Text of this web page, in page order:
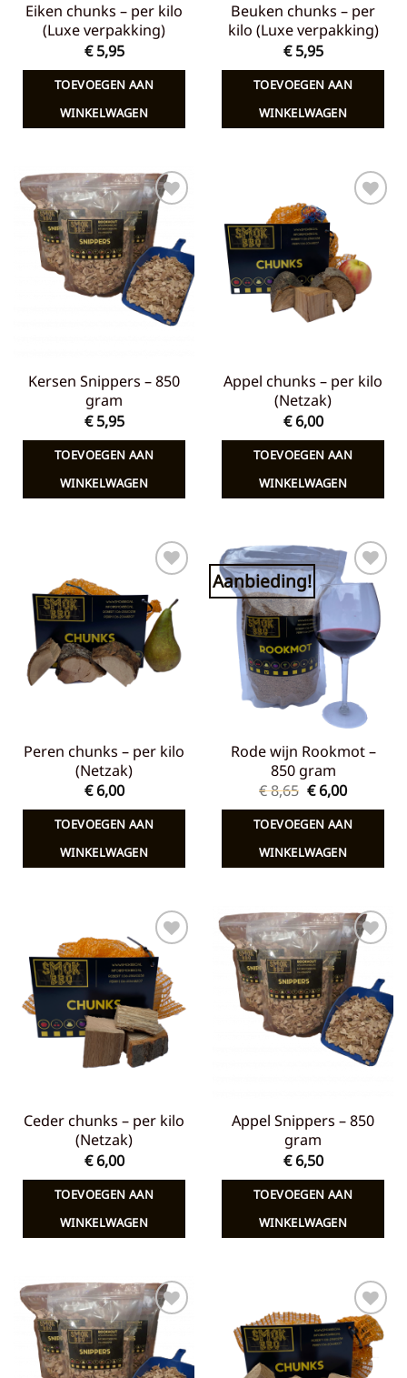
Eiken chunks – per kilo
(Luxe verpakking)
€5,95
TOEVOEGEN AAN
WINKELWAGEN
Beuken chunks – per
kilo (Luxe verpakking)
€5,95
TOEVOEGEN AAN
WINKELWAGEN
Toevoegen
aan
verlanglijst
Kersen Snippers – 850
gram
€5,95
TOEVOEGEN AAN
WINKELWAGEN
Toevoegen
verlanglijst
Appel chunks – per kilo
(Netzak)
€6,00
TOEVOEGEN AAN
WINKELWAGEN
Toevoegen
aan
verlanglijst
Peren chunks – per kilo
(Netzak)
€6,00
TOEVOEGEN AAN
WINKELWAGEN
Aanbieding! Toevoegen
aan
verlanglijst
Rode wijn Rookmot –
850 gram
€8,65
prijs
was:
€ 8,65.
€6,00Huidige
is:
€ 6,00.
TOEVOEGEN AAN
WINKELWAGEN
Toevoegen
aan
verlanglijst
Ceder chunks – per kilo
(Netzak)
€6,00
TOEVOEGEN AAN
WINKELWAGEN
Toevoegen
aan
verlanglijst
Appel Snippers – 850
gram
€6,50
TOEVOEGEN AAN
WINKELWAGEN
Toevoegen
aan
verlanglijst
Toevoegen
aan
verlanglijst